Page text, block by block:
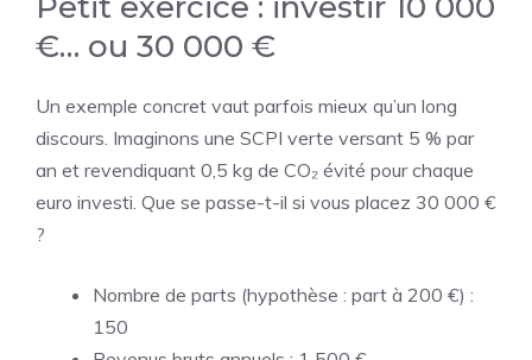
€… ou 30 000 €
Un exemple concret vaut parfois mieux qu’un long
discours. Imaginons une SCPI verte versant 5 % par
an et revendiquant 0,5 kg de CO₂ évité pour chaque
euro investi. Que se passe-t-il si vous placez 30 000 €
?
Nombre de parts (hypothèse : part à 200 €) :
150